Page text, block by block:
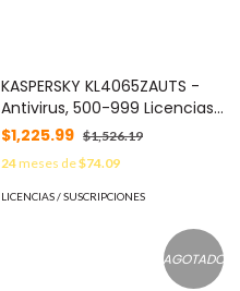
KASPERSKY KL4065ZAUTS -
Antivirus, 500-999 Licencias,
3 años
$1,225.99 $1,526.19
24meses de$74.09
LICENCIAS / SUSCRIPCIONES
AGOTADO